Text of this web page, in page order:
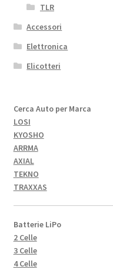
TLR
Accessori
Elettronica
Elicotteri
Cerca Auto per Marca
LOSI
KYOSHO
ARRMA
AXIAL
TEKNO
TRAXXAS
Batterie LiPo
2 Celle
3 Celle
4 Celle